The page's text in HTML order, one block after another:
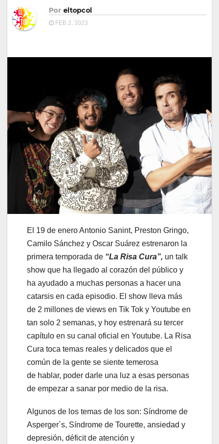
Por eltopcol
FEB 2, 2023
El 19 de enero Antonio Sanint, Preston Gringo,
Camilo Sánchez y Oscar Suárez estrenaron la
primera temporada de “La Risa Cura”, un talk
show que ha llegado al corazón del público y
ha ayudado a muchas personas a hacer una
catarsis en cada episodio. El show lleva más
de 2 millones de views en Tik Tok y Youtube en
tan solo 2 semanas, y hoy estrenará su tercer
capítulo en su canal oficial en Youtube. La Risa
Cura toca temas reales y delicados que el
común de la gente se siente temerosa
de hablar, poder darle una luz a esas personas
de empezar a sanar por medio de la risa.
Algunos de los temas de los son: Síndrome de
Asperger´s, Síndrome de Tourette, ansiedad y
depresión, déficit de atención y